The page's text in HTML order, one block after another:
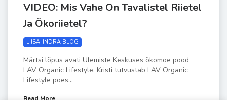
VIDEO: Mis Vahe On Tavalistel Riietel
Ja Ökoriietel?
LIISA-INDRA BLOG
Märtsi lõpus avati Ülemiste Keskuses ökomoe pood
LAV Organic Lifestyle. Kristi tutvustab LAV Organic
Lifestyle poes...